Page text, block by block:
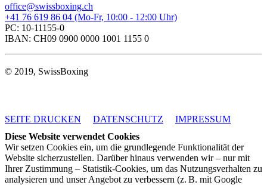
office@swissboxing.ch
+41 76 619 86 04 (Mo-Fr, 10:00 - 12:00 Uhr)
PC: 10-11155-0
IBAN: CH09 0900 0000 1001 1155 0
© 2019, SwissBoxing
SEITE DRUCKEN DATENSCHUTZ
IMPRESSUM
Diese Website verwendet Cookies
Wir setzen Cookies ein, um die grundlegende Funktionalität der
Website sicherzustellen. Darüber hinaus verwenden wir – nur mit
Ihrer Zustimmung – Statistik-Cookies, um das Nutzungsverhalten zu
analysieren und unser Angebot zu verbessern (z. B. mit Google